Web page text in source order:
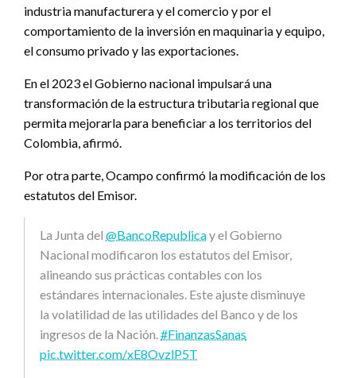
industria manufacturera y el comercio y por el
comportamiento de la inversión en maquinaria y equipo,
el consumo privado y las exportaciones.
En el 2023 el Gobierno nacional impulsará una
transformación de la estructura tributaria regional que
permita mejorarla para beneficiar a los territorios del
Colombia, afirmó.
Por otra parte, Ocampo confirmó la modificación de los
estatutos del Emisor.
La Junta del @BancoRepublicay el Gobierno
Nacional modificaron los estatutos del Emisor,
alineando sus prácticas contables con los
estándares internacionales. Este ajuste disminuye
la volatilidad de las utilidades del Banco y de los
ingresos de la Nación.#FinanzasSanas
pic.twitter.com/xE8OvzlP5T